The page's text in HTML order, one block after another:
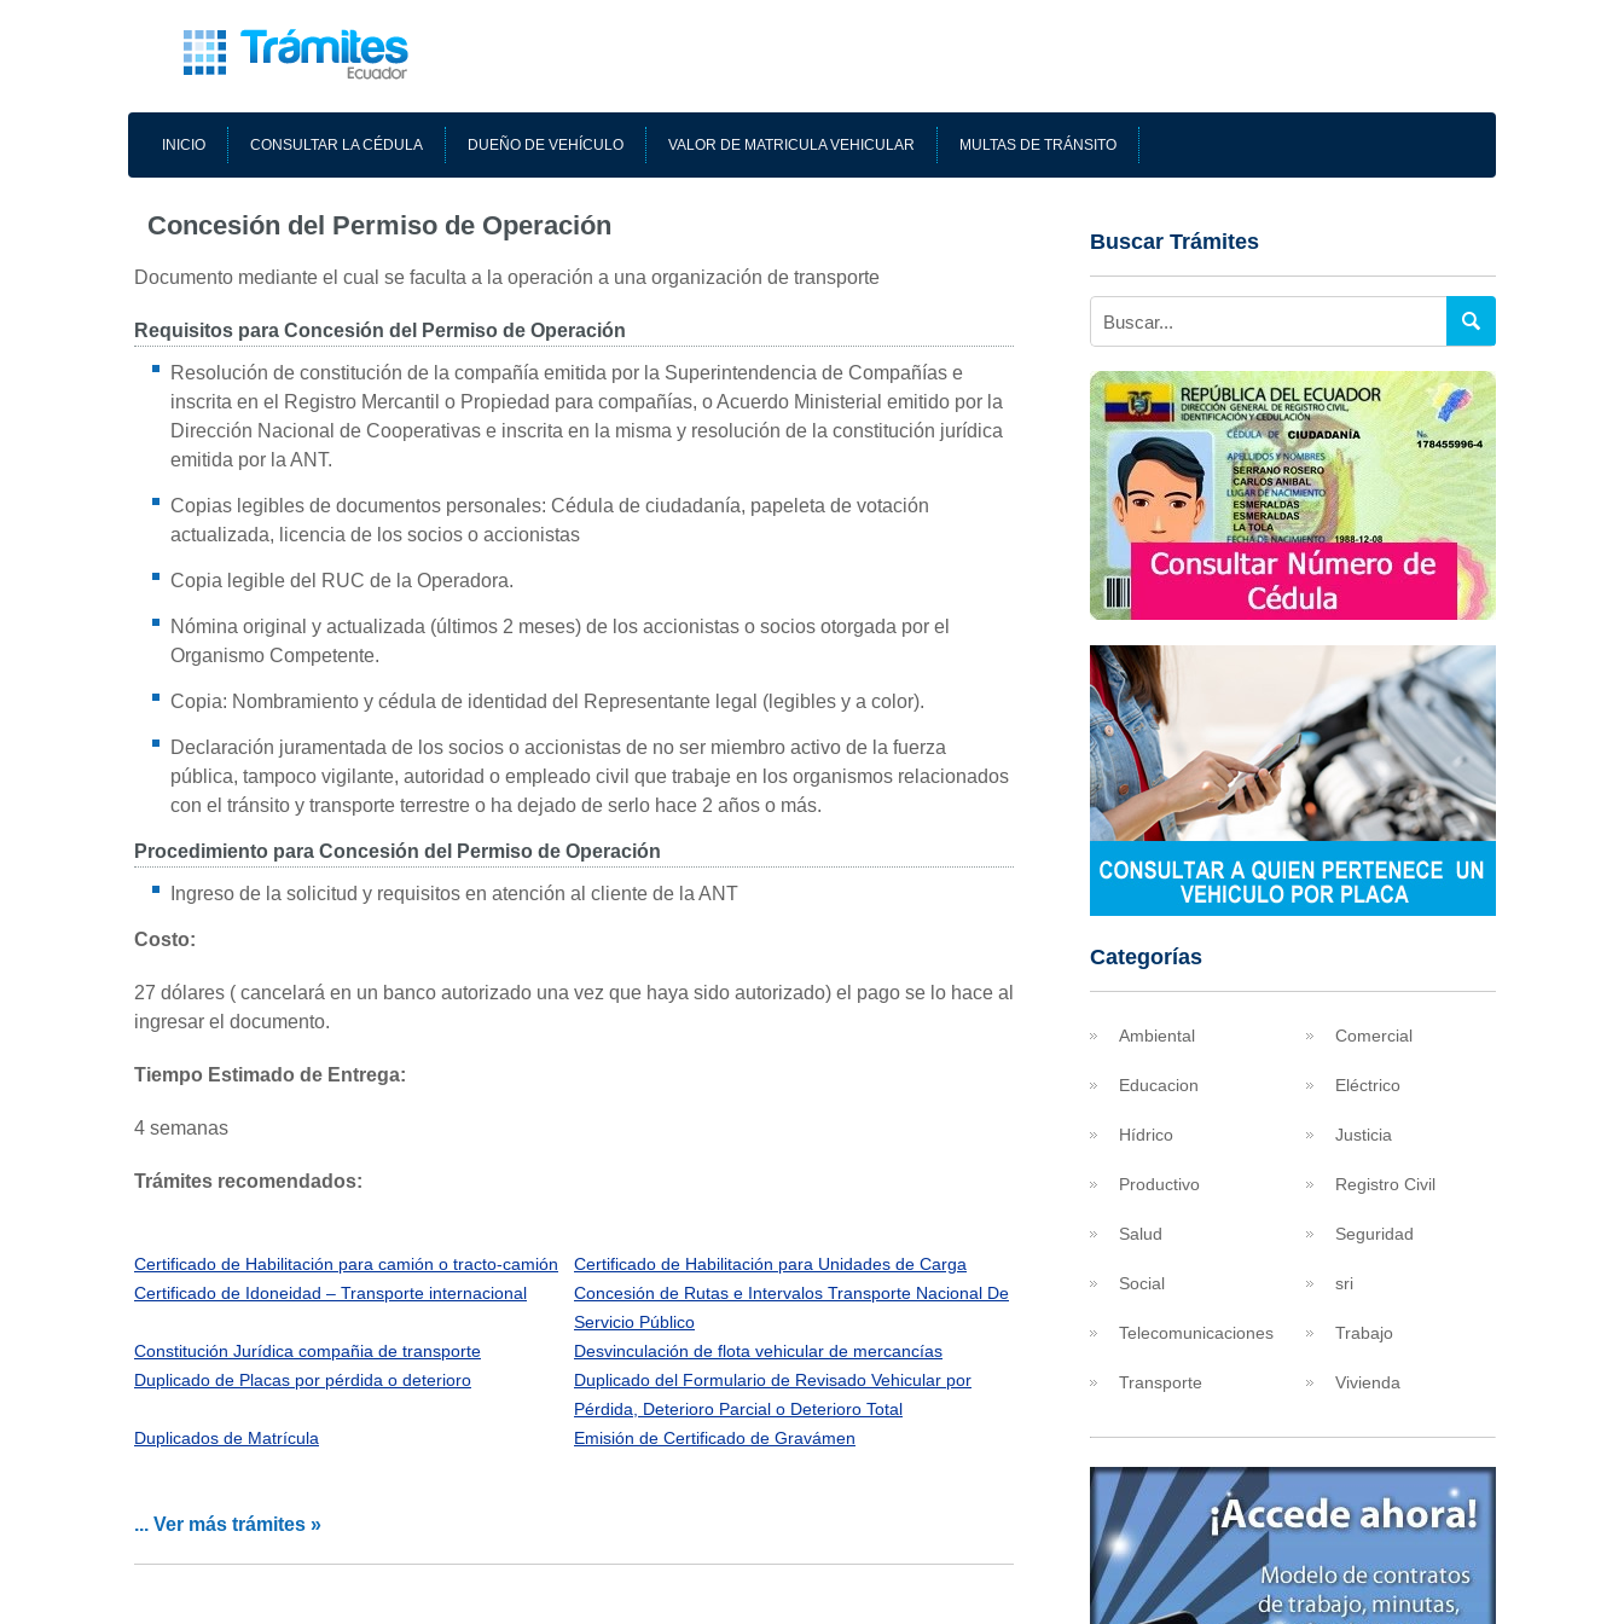
INICIO CONSULTAR LA CÉDULA DUEÑO DE VEHÍCULO VALOR DE MATRICULA VEHICULAR MULTAS DE TRÁNSITO
Concesión del Permiso de Operación
Documento mediante el cual se faculta a la operación a una organización de transporte
Requisitos para Concesión del Permiso de Operación
Resolución de constitución de la compañía emitida por la Superintendencia de Compañías e
inscrita en el Registro Mercantil o Propiedad para compañías, o Acuerdo Ministerial emitido por la
Dirección Nacional de Cooperativas e inscrita en la misma y resolución de la constitución jurídica
emitida por la ANT.
Copias legibles de documentos personales: Cédula de ciudadanía, papeleta de votación
actualizada, licencia de los socios o accionistas
Copia legible del RUC de la Operadora.
Nómina original y actualizada (últimos 2 meses) de los accionistas o socios otorgada por el
Organismo Competente.
Copia: Nombramiento y cédula de identidad del Representante legal (legibles y a color).
Declaración juramentada de los socios o accionistas de no ser miembro activo de la fuerza
pública, tampoco vigilante, autoridad o empleado civil que trabaje en los organismos relacionados
con el tránsito y transporte terrestre o ha dejado de serlo hace 2 años o más.
Procedimiento para Concesión del Permiso de Operación
Ingreso de la solicitud y requisitos en atención al cliente de la ANT
Costo:
27 dólares ( cancelará en un banco autorizado una vez que haya sido autorizado) el pago se lo hace al
ingresar el documento.
Tiempo Estimado de Entrega:
4 semanas
Trámites recomendados:
Certificado de Habilitación para camión o tracto-camión
Certificado de Habilitación para Unidades de Carga
Certificado de Idoneidad – Transporte internacional
Concesión de Rutas e Intervalos Transporte Nacional De
Servicio Público
Constitución Jurídica compañia de transporte
Desvinculación de flota vehicular de mercancías
Duplicado de Placas por pérdida o deterioro
Duplicado del Formulario de Revisado Vehicular por
Pérdida, Deterioro Parcial o Deterioro Total
Duplicados de Matrícula
Emisión de Certificado de Gravámen
... Ver más trámites »
Buscar Trámites
Categorías
Ambiental Comercial
Educacion Eléctrico
Hídrico Justicia
Productivo Registro Civil
Salud Seguridad
Social sri
Telecomunicaciones Trabajo
Transporte Vivienda